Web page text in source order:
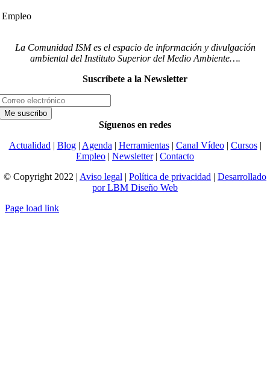
Empleo
La Comunidad ISM es el espacio de información y divulgación
ambiental del Instituto Superior del Medio Ambiente….
Suscríbete a la Newsletter
Síguenos en redes
Actualidad | Blog| Agenda | Herramientas| Canal Vídeo| Cursos|
Empleo | Newsletter| Contacto
© Copyright 2022 | Aviso legal | Política de privacidad | Desarrollado
por LBM Diseño Web
Page load link